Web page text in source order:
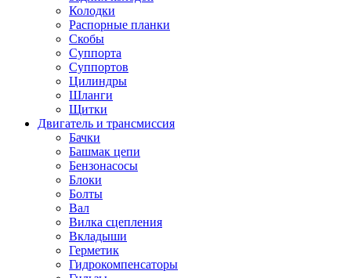
Колодки
Распорные планки
Скобы
Суппорта
Суппортов
Цилиндры
Шланги
Щитки
Двигатель и трансмиссия
Бачки
Башмак цепи
Бензонасосы
Блоки
Болты
Вал
Вилка сцепления
Вкладыши
Герметик
Гидрокомпенсаторы